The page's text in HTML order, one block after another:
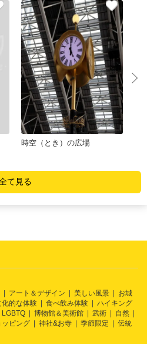
時空（とき）の広場
て見る
アート＆デザイン 美しい風景
お城
化的な体験 食べ飲み体験
ハイキング
LGBTQ 博物館＆美術館 武術
自然
ッピング 神社&お寺 季節限定
伝統